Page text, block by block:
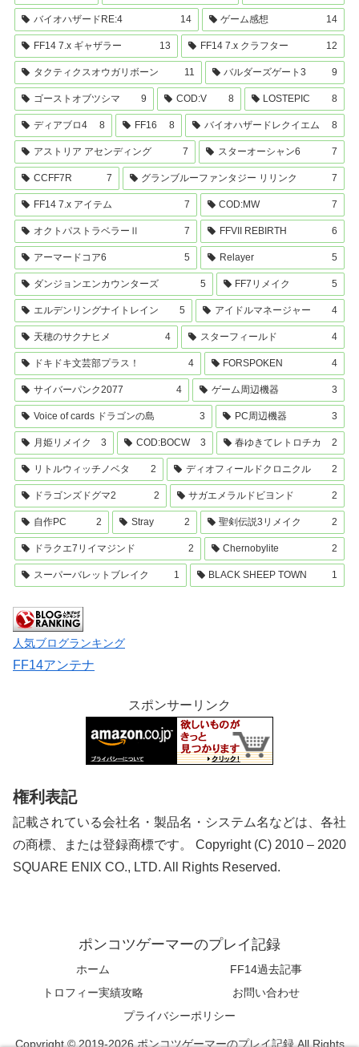
バイオハザードRE:4 14 ゲーム感想 14
FF14 7.x ギャザラー 13 FF14 7.x クラフター 12
タクティクスオウガリボーン 11 バルダーズゲート3 9
ゴーストオブツシマ 9 COD:V 8 LOSTEPIC 8
ディアブロ4 8 FF16 8 バイオハザードレクイエム 8
アストリア アセンディング 7 スターオーシャン6 7
CCFF7R 7 グランブルーファンタジー リリンク 7
FF14 7.x アイテム 7 COD:MW 7
オクトパストラベラーⅡ 7 FFVII REBIRTH 6
アーマードコア6 5 Relayer 5
ダンジョンエンカウンターズ 5 FF7リメイク 5
エルデンリングナイトレイン 5 アイドルマネージャー 4
天穂のサクナヒメ 4 スターフィールド 4
ドキドキ文芸部プラス！ 4 FORSPOKEN 4
サイバーパンク2077 4 ゲーム周辺機器 3
Voice of cards ドラゴンの島 3 PC周辺機器 3
月姫リメイク 3 COD:BOCW 3 春ゆきてレトロチカ 2
リトルウィッチノベタ 2 ディオフィールドクロニクル 2
ドラゴンズドグマ2 2 サガエメラルドビヨンド 2
自作PC 2 Stray 2 聖剣伝説3リメイク 2
ドラクエ7リイマジンド 2 Chernobylite 2
スーパーバレットブレイク 1 BLACK SHEEP TOWN 1
人気ブログランキング
FF14アンテナ
スポンサーリンク
権利表記
記載されている会社名・製品名・システム名などは、各社
の商標、または登録商標です。 Copyright (C) 2010 – 2020
SQUARE ENIX CO., LTD. All Rights Reserved.
ポンコツゲーマーのプレイ記録
ホーム
FF14過去記事
トロフィー実績攻略
お問い合わせ
プライバシーポリシー
Copyright © 2019-2026 ポンコツゲーマーのプレイ記録 All Rights